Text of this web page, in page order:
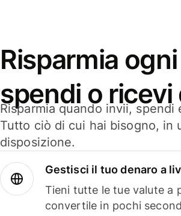
Risparmia
spendi o ricevi
Risparmia quando invii,
Tutto ciò di cui hai bisogno, in
disposizione.
Gestisci il tuo denaro a
Tieni tutte le tue valute a
convertile in pochi